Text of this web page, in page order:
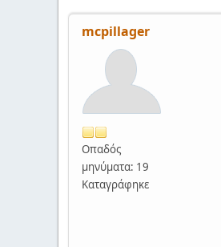
mcpillager
Οπαδός
μηνύματα: 19
Καταγράφηκε